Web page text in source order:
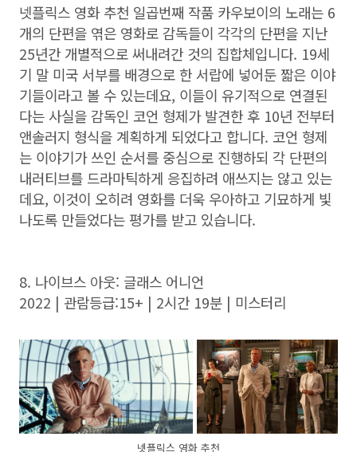
넷플릭스 영화 추천 일곱번째 작품 카우보이의 노래는 6
개의 단편을 엮은 영화로 감독들이 각각의 단편을 지난
25년간 개별적으로 써내려간 것의 집합체입니다. 19세
기 말 미국 서부를 배경으로 한 서랍에 넣어둔 짧은 이야
기들이라고 볼 수 있는데요, 이들이 유기적으로 연결된
다는 사실을 감독인 코언 형제가 발견한 후 10년 전부터
앤솔러지 형식을 계획하게 되었다고 합니다. 코언 형제
는 이야기가 쓰인 순서를 중심으로 진행하되 각 단편의
내러티브를 드라마틱하게 응집하려 애쓰지는 않고 있는
데요, 이것이 오히려 영화를 더욱 우아하고 기묘하게 빛
나도록 만들었다는 평가를 받고 있습니다.
8. 나이브스 아웃: 글래스 어니언
2022 | 관람등급:15+ | 2시간 19분 | 미스터리
넷플릭스 영화 추천